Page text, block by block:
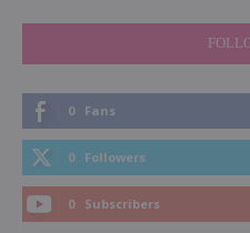
0 Fans
0 Followers
0 Subscribers